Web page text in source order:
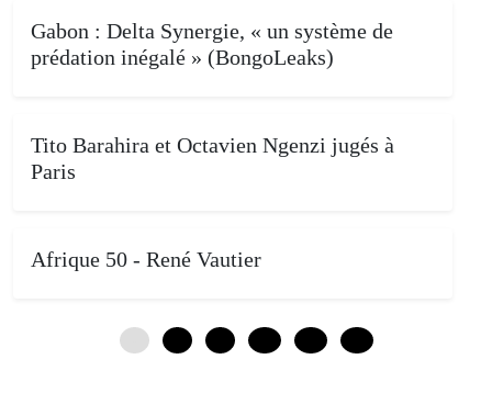
Gabon : Delta Synergie, « un système de
prédation inégalé » (BongoLeaks)
Tito Barahira et Octavien Ngenzi jugés à
Paris
Afrique 50 - René Vautier